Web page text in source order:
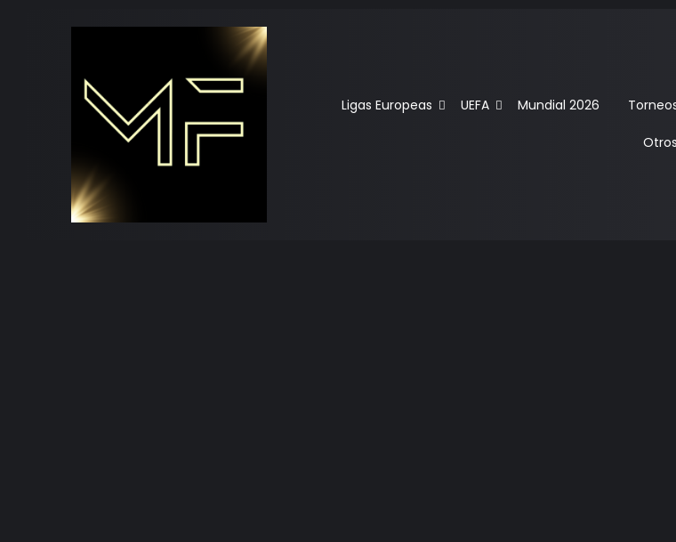
Ligas Europeas UEFA Mundial 2026